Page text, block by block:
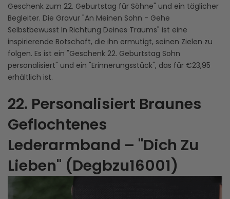
Geschenk zum 22. Geburtstag für Söhne" und ein täglicher
Begleiter. Die Gravur "An Meinen Sohn - Gehe
Selbstbewusst In Richtung Deines Traums" ist eine
inspirierende Botschaft, die ihn ermutigt, seinen Zielen zu
folgen. Es ist ein "Geschenk 22. Geburtstag Sohn
personalisiert" und ein "Erinnerungsstück", das für €23,95
erhältlich ist.
22. Personalisiert Braunes
Geflochtenes
Lederarmband – "Dich Zu
Lieben" (Degbzu16001)